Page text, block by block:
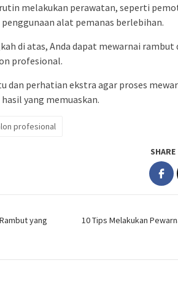
melakukan perawatan, seperti
alat pemanas berlebihan.
di atas, Anda dapat mewarnai rambut
profesional.
dan perhatian ekstra agar proses
yang memuaskan.
profesional
SHARE
yang
10 Tips Melakukan